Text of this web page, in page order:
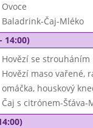
Ovoce
Baladrink-Čaj-Mléko
14:00)
Hovězí se strouháním
Hovězí maso vařené,
omáčka, houskový
Čaj s citrónem-Šťáva-